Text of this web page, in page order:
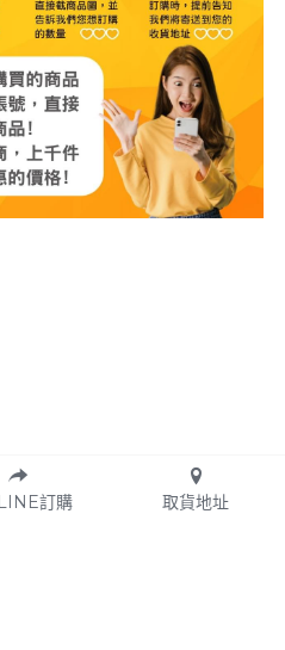
訂購 取貨地址